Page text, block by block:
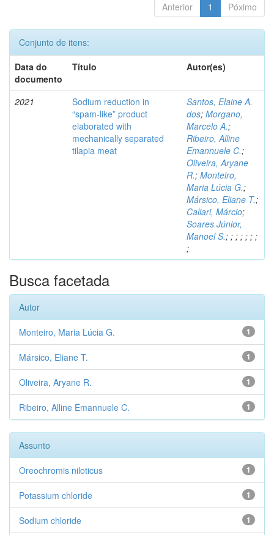
Anterior 1 Póximo
Conjunto de itens:
Data do
documento
Título Autor(es)
2021
Sodium reduction in
“spam-like” product
elaborated with
mechanically separated
tilapia meat
Santos, Elaine A.
dos; Morgano,
Marcelo A.;
Ribeiro, Alline
Emannuele C.;
Oliveira, Aryane
R.; Monteiro,
Maria Lúcia G.;
Mársico, Eliane T.;
Caliari, Márcio;
Soares Júnior,
Manoel S.; ; ; ; ; ; ;
;
Busca facetada
Autor
1
Monteiro, Maria Lúcia G.
1
Mársico, Eliane T.
1
Oliveira, Aryane R.
1
Ribeiro, Alline Emannuele C.
Assunto
1
Oreochromis niloticus
1
Potassium chloride
1
Sodium chloride